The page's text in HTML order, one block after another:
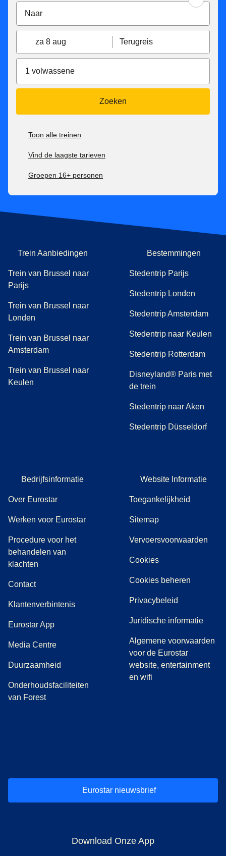
za 8 aug Terugreis
1 volwassene
Zoeken
Toon alle treinen
Vind de laagste tarieven
Groepen 16+ personen
Trein Aanbiedingen
Trein van Brussel naar
Parijs
Trein van Brussel naar
Londen
Trein van Brussel naar
Amsterdam
Trein van Brussel naar
Keulen
Bestemmingen
Stedentrip Parijs
Stedentrip Londen
Stedentrip Amsterdam
Stedentrip naar Keulen
Stedentrip Rotterdam
Disneyland® Paris met
de trein
Stedentrip naar Aken
Stedentrip Düsseldorf
Bedrijfsinformatie
Over Eurostar
Werken voor Eurostar
Procedure voor het
behandelen van
klachten
Contact
Klantenverbintenis
Eurostar App
Media Centre( opent in een nieuwe tab)
Duurzaamheid
Onderhoudsfaciliteiten
van Forest
Website Informatie
Toegankelijkheid
Sitemap
Vervoersvoorwaarden
Cookies
Cookies beheren
Privacybeleid
Juridische informatie
Algemene voorwaarden
voor de Eurostar
website, entertainment
en wifi
Eurostar nieuwsbrief
Download Onze App